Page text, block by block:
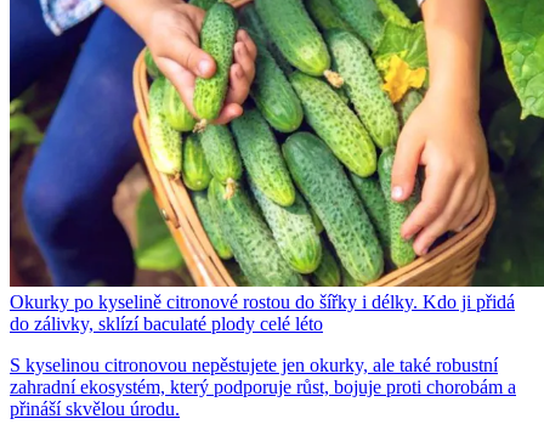
Okurky po kyselině citronové rostou do šířky i délky. Kdo ji přidá
do zálivky, sklízí baculaté plody celé léto
S kyselinou citronovou nepěstujete jen okurky, ale také robustní
zahradní ekosystém, který podporuje růst, bojuje proti chorobám a
přináší skvělou úrodu.